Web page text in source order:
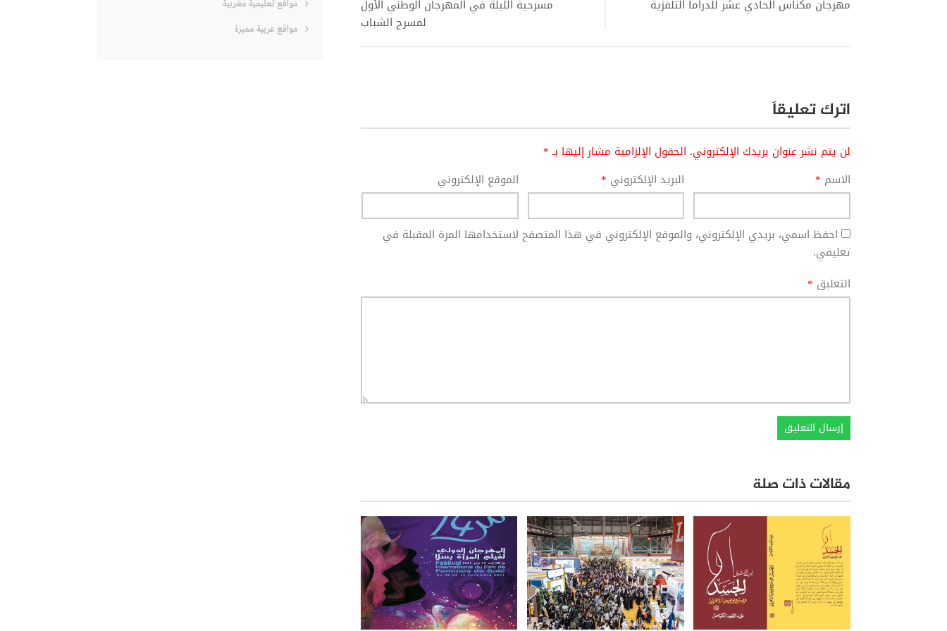
مهرجان مكناس الحادي عشر للدراما التلفزية
مسرحية الليلة في المهرجان الوطني الأول
لمسرح الشباب
اترك تعليقاً
لن يتم نشر عنوان بريدك الإلكتروني. الحقول الإلزامية مشار إليها بـ*
الاسم * البريد الإلكتروني * الموقع الإلكتروني
احفظ اسمي، بريدي الإلكتروني، والموقع الإلكتروني في هذا المتصفح لاستخدامها المرة المقبلة في
تعليقي.
التعليق *
مقالات ذات صلة
مواقع تعليمية مغربية
مواقع عربية مميزة